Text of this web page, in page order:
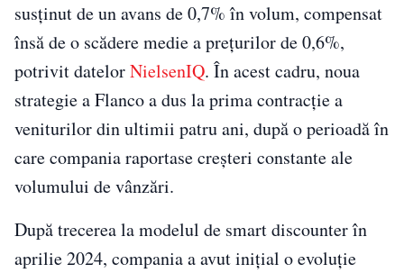
susținut de un avans de 0,7% în volum, compensat
însă de o scădere medie a prețurilor de 0,6%,
potrivit datelorNielsenIQ. În acest cadru, noua
strategie a Flanco a dus la prima contracție a
veniturilor din ultimii patru ani, după o perioadă în
care compania raportase creșteri constante ale
volumului de vânzări.
După trecerea la modelul de smart discounter în
aprilie 2024, compania a avut inițial o evoluție